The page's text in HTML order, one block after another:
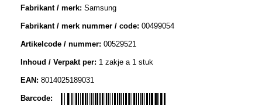
Fabrikant / merk: Samsung
Fabrikant / merk nummer / code: 00499054
Artikelcode / nummer: 00529521
Inhoud / Verpakt per: 1 zakje a 1 stuk
EAN: 8014025189031
Barcode: